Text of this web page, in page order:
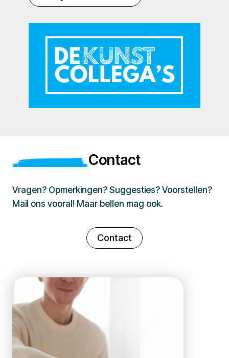
Contact
Vragen? Opmerkingen? Suggesties? Voorstellen?
Mail ons vooral! Maar bellen mag ook.
Contact